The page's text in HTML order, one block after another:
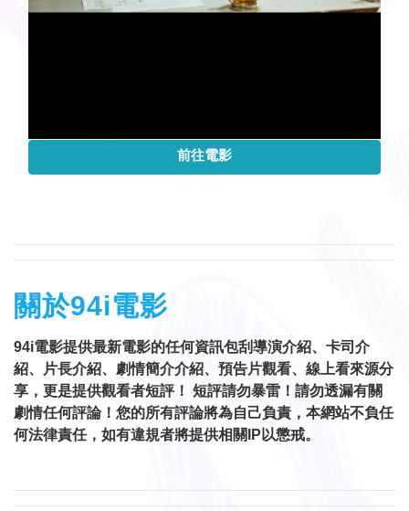
前往電影
關於94i電影
94i電影提供最新電影的任何資訊包刮導演介紹、卡司介
紹、片長介紹、劇情簡介介紹、預告片觀看、線上看來源分
享，更是提供觀看者短評！ 短評請勿暴雷！請勿透漏有關
劇情任何評論！您的所有評論將為自己負責，本網站不負任
何法律責任，如有違規者將提供相關IP以懲戒。